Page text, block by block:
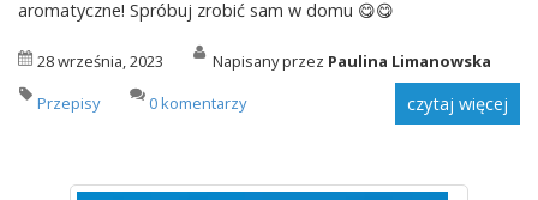
aromatyczne! Spróbuj zrobić sam w domu 😋😋
28 września, 2023 Napisany przez Paulina Limanowska
Przepisy
0 komentarzy czytaj więcej